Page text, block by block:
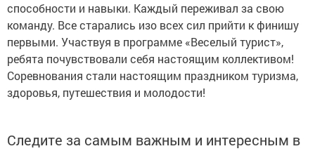
способности и навыки. Каждый переживал за свою
команду. Все старались изо всех сил прийти к финишу
первыми. Участвуя в программе «Веселый турист»,
ребята почувствовали себя настоящим коллективом!
Соревнования стали настоящим праздником туризма,
здоровья, путешествия и молодости!
Следите за самым важным и интересным в